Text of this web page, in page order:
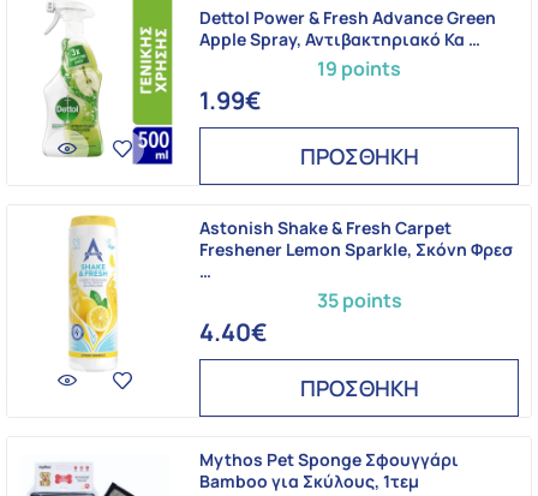
19 points
Dettol Power & Fresh Advance Green
Apple Spray, Αντιβακτηριακό Κα …
1.99€
ΠΡΟΣΘΗΚΗ
35 points
Astonish Shake & Fresh Carpet
Freshener Lemon Sparkle, Σκόνη Φρεσ
…
4.40€
ΠΡΟΣΘΗΚΗ
Mythos Pet Sponge Σφουγγάρι
Bamboo για Σκύλους, 1τεμ